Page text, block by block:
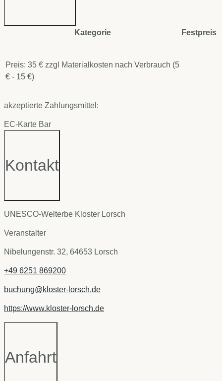
Kategorie Festpreis
Preis: 35 € zzgl Materialkosten nach Verbrauch (5
€ - 15 €)
akzeptierte Zahlungsmittel:
EC-Karte Bar
Kontakt
UNESCO-Welterbe Kloster Lorsch
Veranstalter
Nibelungenstr. 32, 64653 Lorsch
+49 6251 869200
buchung@kloster-lorsch.de
https://www.kloster-lorsch.de
Anfahrt